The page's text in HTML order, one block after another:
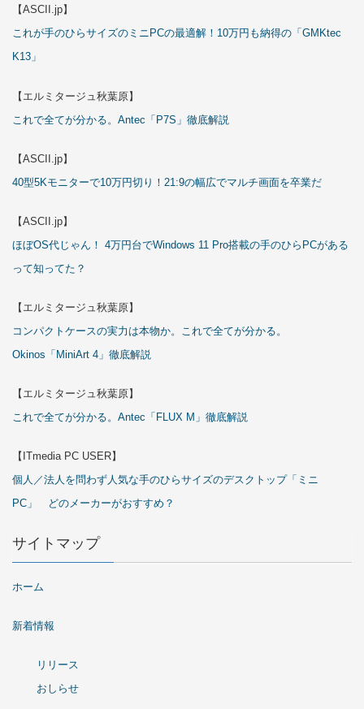
【ASCII.jp】
これが手のひらサイズのミニPCの最適解！10万円も納得の「GMKtec
K13」
【エルミタージュ秋葉原】
これで全てが分かる。Antec「P7S」徹底解説
【ASCII.jp】
40型5Kモニターで10万円切り！21:9の幅広でマルチ画面を卒業だ
【ASCII.jp】
ほぼOS代じゃん！ 4万円台でWindows 11 Pro搭載の手のひらPCがある
って知ってた？
【エルミタージュ秋葉原】
コンパクトケースの実力は本物か。これで全てが分かる。
Okinos「MiniArt 4」徹底解説
【エルミタージュ秋葉原】
これで全てが分かる。Antec「FLUX M」徹底解説
【ITmedia PC USER】
個人／法人を問わず人気な手のひらサイズのデスクトップ「ミニ
PC」 どのメーカーがおすすめ？
サイトマップ
ホーム
新着情報
リリース
おしらせ